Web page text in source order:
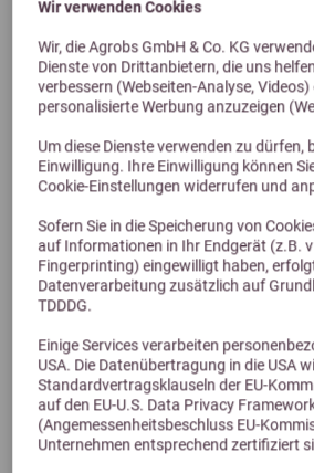
Wir verwenden Cookies
Wir, die Agrobs GmbH & Co. KG
Dienste von Drittanbietern, die uns
verbessern (Webseiten-Analyse, Videos)
personalisierte Werbung anzuzeigen
Um diese Dienste verwenden zu dürfen,
Einwilligung. Ihre Einwilligung können
Cookie-Einstellungen widerrufen und
Sofern Sie in die Speicherung von
auf Informationen in Ihr Endgerät (z.B.
Fingerprinting) eingewilligt haben,
Datenverarbeitung zusätzlich auf
TDDDG.
Einige Services verarbeiten
USA. Die Datenübertragung in die USA
Standardvertragsklauseln der EU-
auf den EU-U.S. Data Privacy
(Angemessenheitsbeschluss EU-
Unternehmen entsprechend zertifiziert
DERBY Mash für
für alte und kranke Pferde und in der